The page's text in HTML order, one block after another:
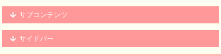
サブコンテンツ
サイドバー